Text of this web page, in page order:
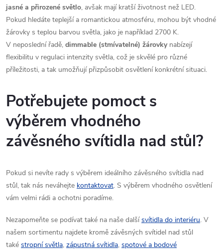
jasné a přirozené světlo, avšak mají kratší životnost než LED.
Pokud hledáte teplejší a romantickou atmosféru, mohou být vhodné
žárovky s teplou barvou světla, jako je například 2700 K.
V neposlední řadě, dimmable (stmívatelné) žárovkynabízejí
flexibilitu v regulaci intenzity světla, což je skvělé pro různé
příležitosti, a tak umožňují přizpůsobit osvětlení konkrétní situaci.
Potřebujete pomoct s
výběrem vhodného
závěsného svítidla nad stůl?
Pokud si nevíte rady s výběrem ideálního závěsného svítidla nad
stůl, tak nás neváhejte kontaktovat. S výběrem vhodného osvětlení
vám velmi rádi a ochotni poradíme.
Nezapomeňte se podívat také na naše dalšísvítidla do interiéru. V
našem sortimentu najdete kromě závěsných svítidel nad stůl
také stropní světla, zápustná svítidla, spotové a bodové